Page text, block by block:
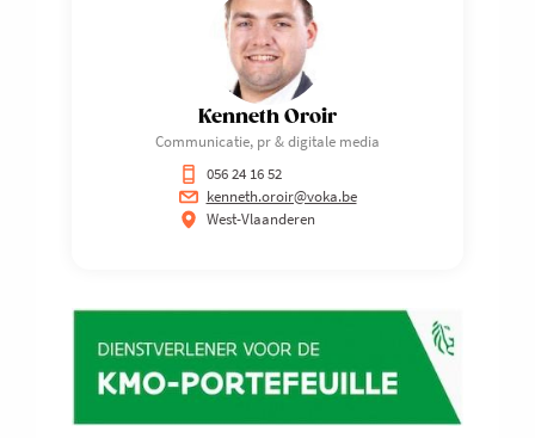
Kenneth Oroir
Communicatie, pr & digitale media
056 24 16 52
kenneth.oroir@voka.be
West-Vlaanderen